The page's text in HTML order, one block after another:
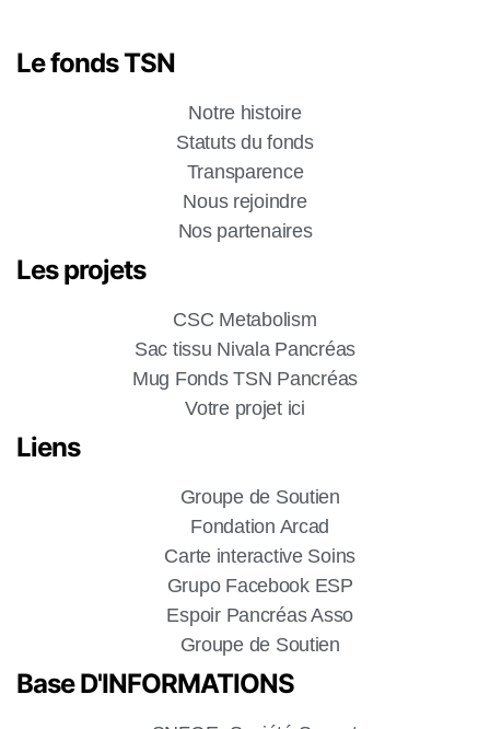
Le fonds TSN
Notre histoire
Statuts du fonds
Transparence
Nous rejoindre
Nos partenaires
Les projets
CSC Metabolism
Sac tissu Nivala Pancréas
Mug Fonds TSN Pancréas
Votre projet ici
Liens
Groupe de Soutien
Fondation Arcad
Carte interactive Soins
Grupo Facebook ESP
Espoir Pancréas Asso
Groupe de Soutien
Base D'INFORMATIONS